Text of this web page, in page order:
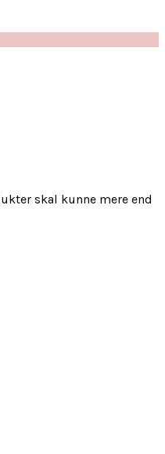
skal kunne mere end